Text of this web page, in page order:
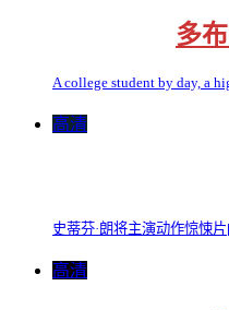
多
A college student by day, a
高清
史蒂芬·朗将主演动作惊悚片
高清